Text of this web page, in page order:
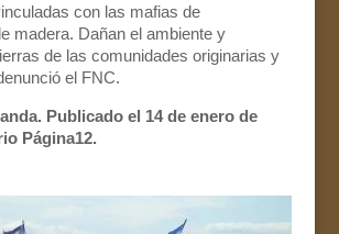
con las mafias de
madera. Dañan el ambiente y
de las comunidades originarias y
el FNC.
Publicado el 14 de enero de
Página12.